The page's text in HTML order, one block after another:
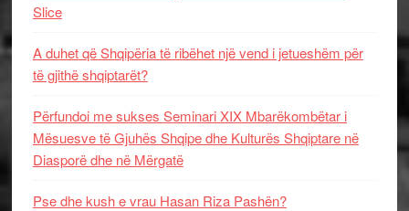
Slice
A duhet që Shqipëria të ribëhet një vend i jetueshëm për
të gjithë shqiptarët?
Përfundoi me sukses Seminari XIX Mbarëkombëtar i
Mësuesve të Gjuhës Shqipe dhe Kulturës Shqiptare në
Diasporë dhe në Mërgatë
Pse dhe kush e vrau Hasan Riza Pashën?